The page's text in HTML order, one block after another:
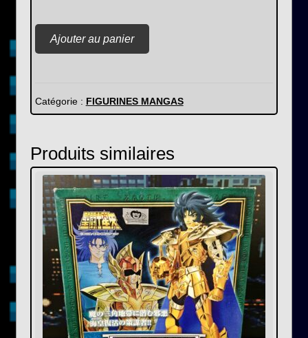
de
-
Myth
EX
-
Shura
du
Capricorne
Surplis
Ajouter au panier
Catégorie : FIGURINES MANGAS
Produits similaires